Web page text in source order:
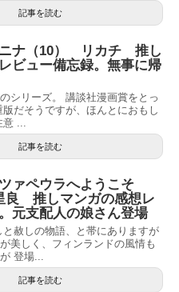
記事を読む
ニナ（10） リカチ 推し
ビュー備忘録。無事に帰
シリーズ。 講談社漫画賞をとっ
だそうですが、ほんとにおもし
意 ...
記事を読む
ァペウラへようこそ
良 推しマンガの感想レ
元支配人の娘さん登場
赦しの物語、と帯にありますが
美しく、フィンランドの風情も
登場...
記事を読む